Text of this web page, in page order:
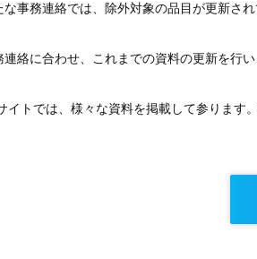
事務連絡では、除外対象の品目が更新され
絡に合わせ、これまでの資料の更新を行
イトでは、様々な資料を掲載して参ります